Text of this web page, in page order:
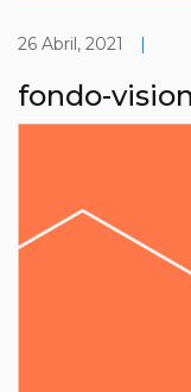
26 Abril, 2021 |
fondo-vision